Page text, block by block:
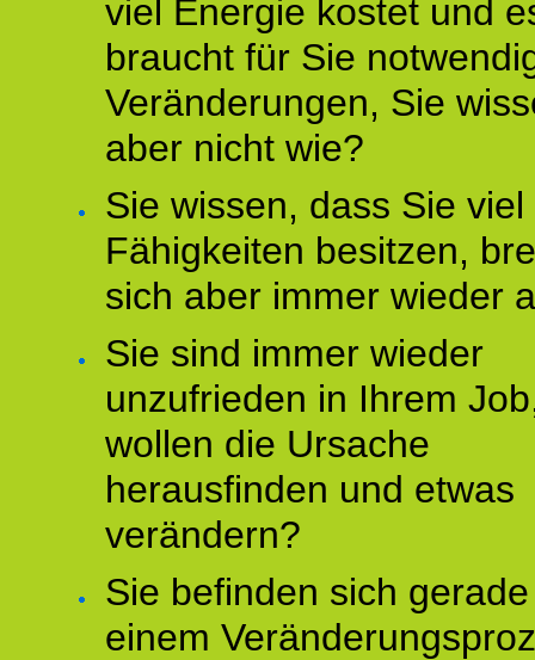
viel Energie kostet und
braucht für Sie
Veränderungen, Sie
aber nicht wie?
Sie wissen, dass Sie
Fähigkeiten besitzen,
sich aber immer wieder
Sie sind immer wieder
unzufrieden in Ihrem
wollen die Ursache
herausfinden und etwas
verändern?
Sie befinden sich
einem